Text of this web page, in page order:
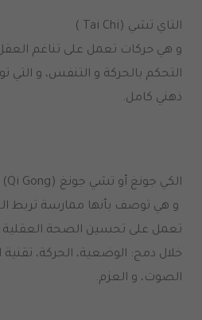
التاي تشي (Tai Chi )
و هي حركات تعمل على تناغم
التحكم بالحركة و التنفس، و التي
ذهني كامل.
الكي جونغ أو تشي جونغ (Qi Gong)
و هي توصف بأنها ممارسة تربط
تعمل على تحسين الصحة
خلال دمج: الوضعية، الحركة، تقنية
الصوت، و العزم.